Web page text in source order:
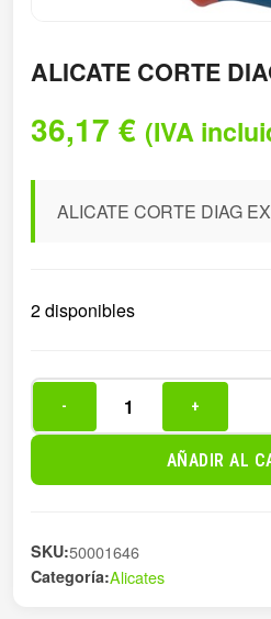
ALICATE CORTE
36,17 € (IVA
ALICATE CORTE DIAG
2 disponibles
CORTE
cantidad
- +
AÑADIR AL
SKU:50001646
Categoría:Alicates